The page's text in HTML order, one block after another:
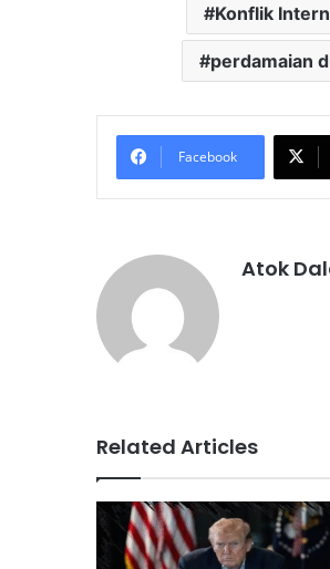
Konflik
perdamaian
Facebook
Atok
Related Articles